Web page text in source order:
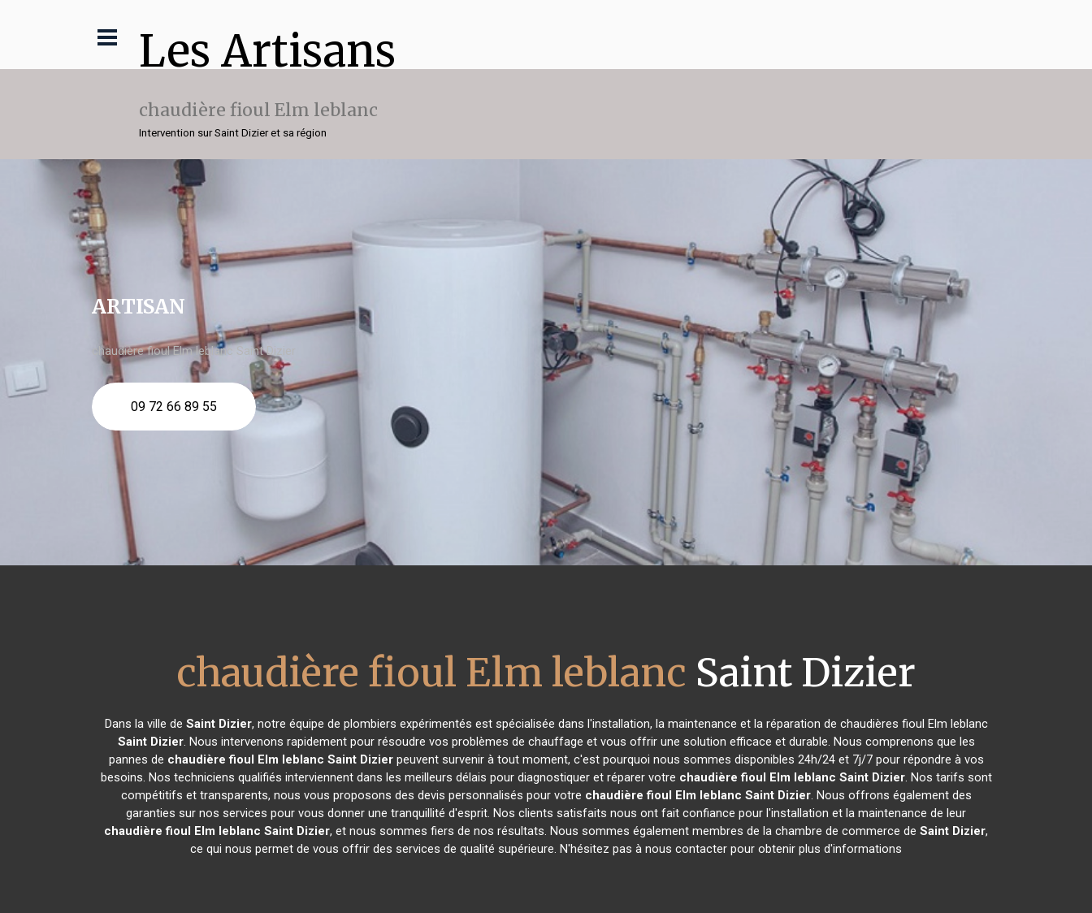
Les Artisans
chaudière fioul Elm leblanc
Intervention sur Saint Dizier et sa région
ARTISAN
chaudière fioul Elm leblanc Saint Dizier
09 72 66 89 55
chaudière fioul Elm leblanc Saint Dizier
Dans la ville de Saint Dizier, notre équipe de plombiers expérimentés est spécialisée dans l'installation, la maintenance et la réparation de chaudières fioul Elm leblanc
Saint Dizier. Nous intervenons rapidement pour résoudre vos problèmes de chauffage et vous offrir une solution efficace et durable. Nous comprenons que les
pannes de chaudière fioul Elm leblanc Saint Dizierpeuvent survenir à tout moment, c'est pourquoi nous sommes disponibles 24h/24 et 7j/7 pour répondre à vos
besoins. Nos techniciens qualifiés interviennent dans les meilleurs délais pour diagnostiquer et réparer votre chaudière fioul Elm leblanc Saint Dizier. Nos tarifs sont
compétitifs et transparents, nous vous proposons des devis personnalisés pour votre chaudière fioul Elm leblanc Saint Dizier. Nous offrons également des
garanties sur nos services pour vous donner une tranquillité d'esprit. Nos clients satisfaits nous ont fait confiance pour l'installation et la maintenance de leur
chaudière fioul Elm leblanc Saint Dizier, et nous sommes fiers de nos résultats. Nous sommes également membres de la chambre de commerce de Saint Dizier,
ce qui nous permet de vous offrir des services de qualité supérieure. N'hésitez pas à nous contacter pour obtenir plus d'informations